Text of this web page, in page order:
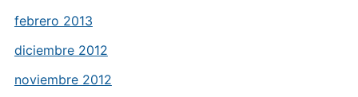
febrero 2013
diciembre 2012
noviembre 2012